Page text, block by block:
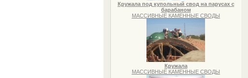
Кружала под купольный свод на парусах с
барабаном
МАССИВНЫЕ КАМЕННЫЕ СВОДЫ
Кружала
МАССИВНЫЕ КАМЕННЫЕ СВОДЫ